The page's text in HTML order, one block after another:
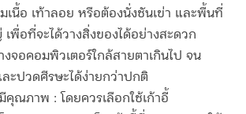
มเนื้อ เท้าลอย หรือต้องนั่งชันเข่า และพื้นที่
เพื่อที่จะได้วางสิ่งของได้อย่างสะดวก
งจอคอมพิวเตอร์ใกล้สายตาเกินไป จน
ะปวดศีรษะได้ง่ายกว่าปกติ
มีคุณภาพ : โดยควรเลือกใช้เก้าอี้